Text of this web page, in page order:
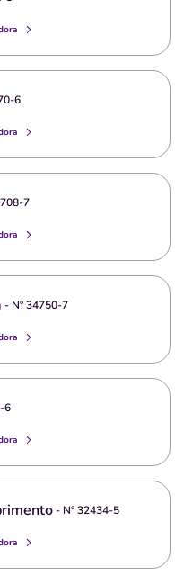
6
7
- Nº34750-7
6
- Nº32434-5